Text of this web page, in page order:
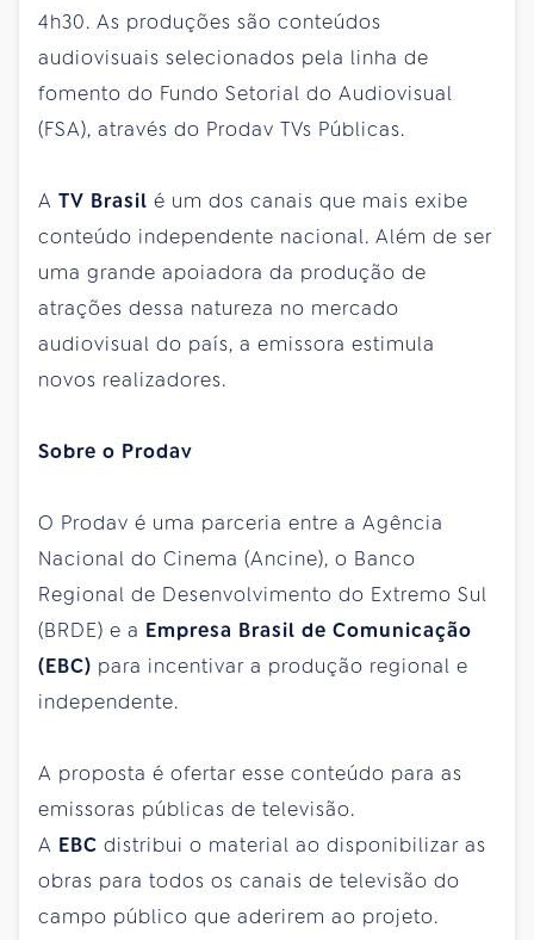
4h30. As produções são conteúdos
audiovisuais selecionados pela linha de
fomento do Fundo Setorial do Audiovisual
(FSA), através do Prodav TVs Públicas.
A TV Brasil é um dos canais que mais exibe
conteúdo independente nacional. Além de ser
uma grande apoiadora da produção de
atrações dessa natureza no mercado
audiovisual do país, a emissora estimula
novos realizadores.
Sobre o Prodav
O Prodav é uma parceria entre a Agência
Nacional do Cinema (Ancine), o Banco
Regional de Desenvolvimento do Extremo Sul
(BRDE) e a Empresa Brasil de Comunicação
(EBC) para incentivar a produção regional e
independente.
A proposta é ofertar esse conteúdo para as
emissoras públicas de televisão.
A EBC distribui o material ao disponibilizar as
obras para todos os canais de televisão do
campo público que aderirem ao projeto.